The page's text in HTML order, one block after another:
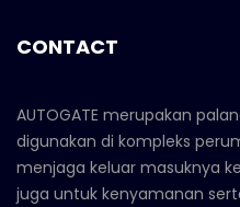
CONTACT
AUTOGATE merupakan
digunakan di kompleks
menjaga keluar masuknya
juga untuk kenyamanan